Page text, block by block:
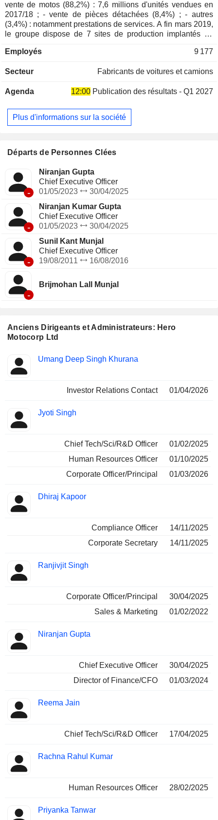
Anciens Dirigeants et Administrateurs: Hero
Motocorp Ltd
Insider
Fonctions
occupées
Umang Deep Singh Khurana
Investor Relations Contact 01/04/2026
Jyoti Singh
Chief Tech/Sci/R&D Officer
01/02/2025
Human Resources Officer
01/10/2025
Corporate Officer/Principal
01/03/2026
Dhiraj Kapoor
Compliance Officer
14/11/2025
Corporate Secretary
14/11/2025
Ranjivjit Singh
Corporate Officer/Principal
30/04/2025
Sales & Marketing
01/02/2022
Niranjan Gupta
Chief Executive Officer
30/04/2025
Director of Finance/CFO
01/03/2024
Reema Jain
Chief Tech/Sci/R&D Officer 17/04/2025
Rachna Rahul Kumar
Human Resources Officer 28/02/2025
Priyanka Tanwar
vente de motos (88,2%) : 7,6 millions d'unités vendues en
2017/18 ; - vente de pièces détachées (8,4%) ; - autres
(3,4%) : notamment prestations de services. A fin mars 2019,
le groupe dispose de 7 sites de production implantés en
commercialisation des produits est assurée par un réseau
en Inde. 97,1% du CA est réalisé en Inde.
Employés 9 177
Secteur Fabricants de voitures et camions
Agenda 12:00 Publication des résultats - Q1 2027
Plus d'informations sur la société
Départs de Personnes Clées
-
Niranjan Gupta
Chief Executive Officer
01/05/2023
30/04/2025
-
Niranjan Kumar Gupta
Chief Executive Officer
01/05/2023
30/04/2025
-
Sunil Kant Munjal
Chief Executive Officer
19/08/2011
16/08/2016
-
Brijmohan Lall Munjal